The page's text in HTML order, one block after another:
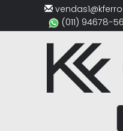
(011) 94678-